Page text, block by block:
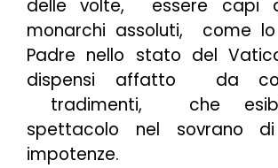
delle volte, essere capi
monarchi assoluti, come
Padre nello stato del
dispensi affatto da
tradimenti, che
spettacolo nel sovrano
impotenze.